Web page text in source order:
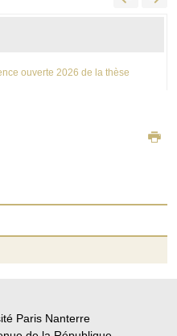
ouverte 2026 de la thèse
Paris Nanterre